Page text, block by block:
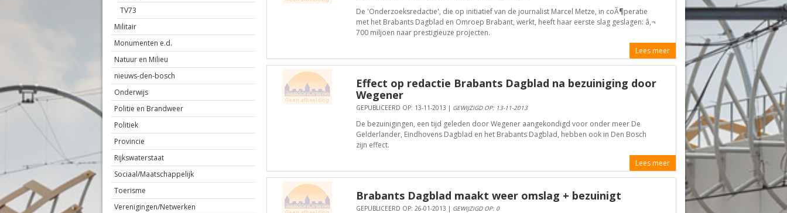
TV73
Militair
Monumenten e.d.
Natuur en Milieu
nieuws-den-bosch
Onderwijs
Politie en Brandweer
Politiek
Provincie
Rijkswaterstaat
Sociaal/Maatschappelijk
Toerisme
Verenigingen/Netwerken
De 'Onderzoeksredactie', die op initiatief van de journalist Marcel Metze, in coÃ¶peratie
met het Brabants Dagblad en Omroep Brabant, werkt, heeft haar eerste slag geslagen: â‚¬
700 miljoen naar prestigieuze projecten.
Lees meer
Effect op redactie Brabants Dagblad na bezuiniging door
Wegener
GEPUBLICEERD OP: 13-11-2013 | GEWIJZIGD OP: 13-11-2013
De bezuinigingen, een tijd geleden door Wegener aangekondigd voor onder meer De
Gelderlander, Eindhovens Dagblad en het Brabants Dagblad, hebben ook in Den Bosch
zijn effect.
Lees meer
Brabants Dagblad maakt weer omslag + bezuinigt
GEPUBLICEERD OP: 26-01-2013 | GEWIJZIGD OP: 0